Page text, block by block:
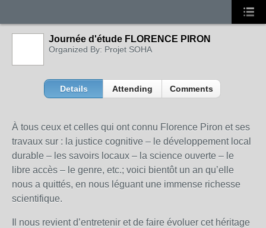
Journée d'étude FLORENCE PIRON
Organized By: Projet SOHA
Details Attending Comments
À tous ceux et celles qui ont connu Florence Piron et ses
travaux sur : la justice cognitive – le développement local
durable – les savoirs locaux – la science ouverte – le
libre accès – le genre, etc.; voici bientôt un an qu’elle
nous a quittés, en nous léguant une immense richesse
scientifique.
Il nous revient d’entretenir et de faire évoluer cet héritage